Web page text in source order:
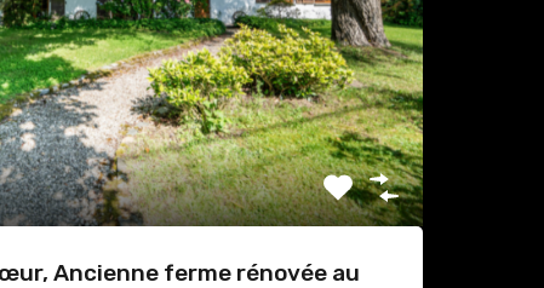
Ancienne ferme rénovée au